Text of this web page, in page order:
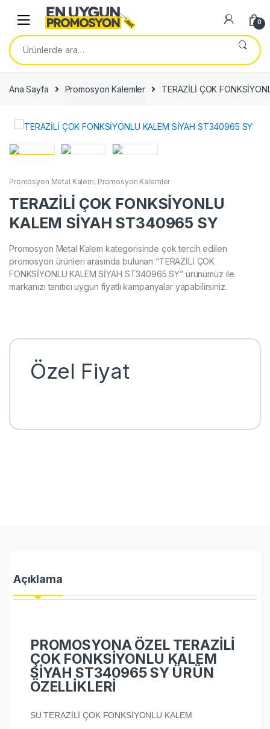
navigation
content
0
Ara:
Ana Sayfa Promosyon Kalemler TERAZİLİ ÇOK
Promosyon Metal Kalem, Promosyon Kalemler
TERAZİLİ ÇOK FONKSİYONLU
KALEM SİYAH ST340965 SY
Promosyon Metal Kalem kategorisinde çok tercih edilen
promosyon ürünleri arasında bulunan “TERAZİLİ ÇOK
FONKSİYONLU KALEM SİYAH ST340965 SY” ürünümüz ile
markanızı tanıtıcı uygun fiyatlı kampanyalar yapabilirsiniz.
Özel Fiyat
Açıklama
PROMOSYONA ÖZEL TERAZİLİ
ÇOK FONKSİYONLU KALEM
SİYAH ST340965 SY ÜRÜN
ÖZELLİKLERİ
SU TERAZİLİ ÇOK FONKSİYONLU KALEM